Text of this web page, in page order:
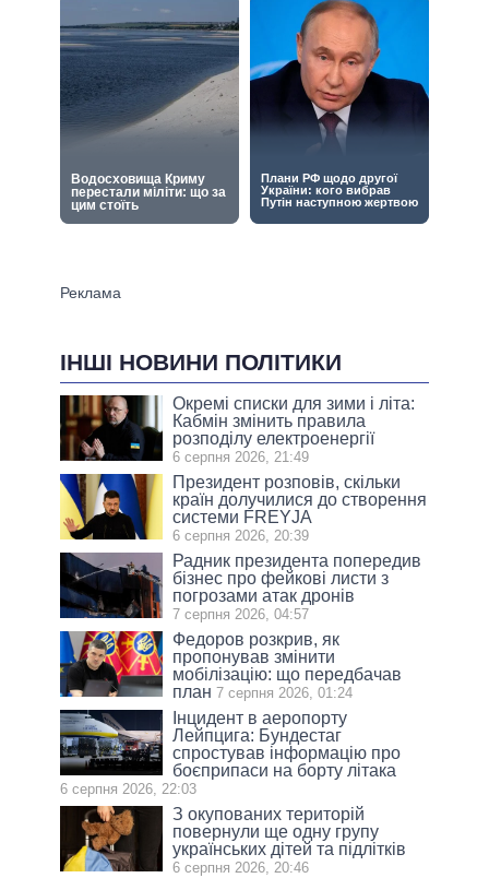
ІНШІ НОВИНИ ПОЛІТИКИ
Окремі списки для зими і літа:
Кабмін змінить правила
розподілу електроенергії
6 серпня 2026, 21:49
Президент розповів, скільки
країн долучилися до створення
системи FREYJA
6 серпня 2026, 20:39
Радник президента попередив
бізнес про фейкові листи з
погрозами атак дронів
7 серпня 2026, 04:57
Федоров розкрив, як
пропонував змінити
мобілізацію: що передбачав
план 7 серпня 2026, 01:24
Інцидент в аеропорту
Лейпцига: Бундестаг
спростував інформацію про
боєприпаси на борту літака
6 серпня 2026, 22:03
З окупованих територій
повернули ще одну групу
українських дітей та підлітків
6 серпня 2026, 20:46